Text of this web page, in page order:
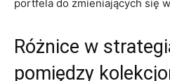
portfela do zmieniających się
Różnice w
pomiędzy